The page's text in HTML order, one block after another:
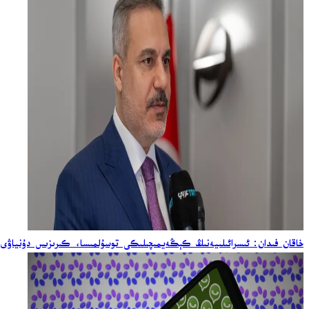
خاقان فىدان: ئىسرائىلىيەنىڭ كېڭەيمىچىلىكى توسۇلمىسا، كىرىزىس